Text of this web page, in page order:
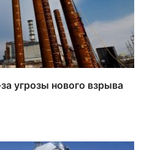
угрозы нового взрыва